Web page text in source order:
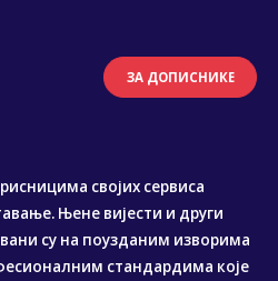
ЗА ДОПИСНИКЕ
својих сервиса
Њене вијести и други
су на поузданим изворима
стандардима које